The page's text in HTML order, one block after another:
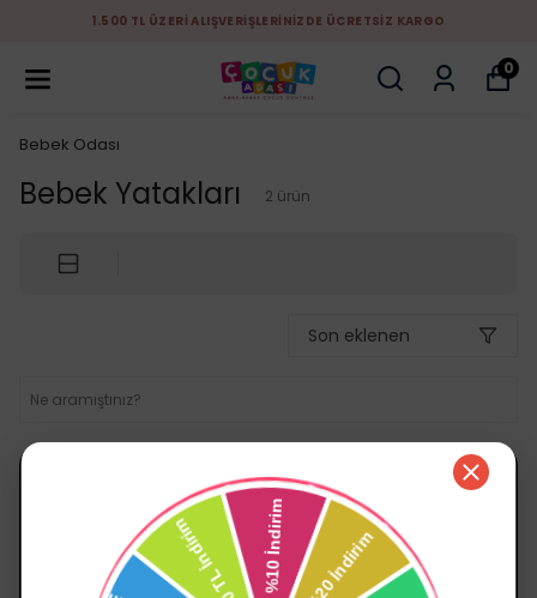
1.500 TL ÜZERİ ALIŞVERİŞLERİNİZDE ÜCRETSİZ KARGO
0
Bebek Odası
Bebek Yatakları 2 ürün
Son eklenen